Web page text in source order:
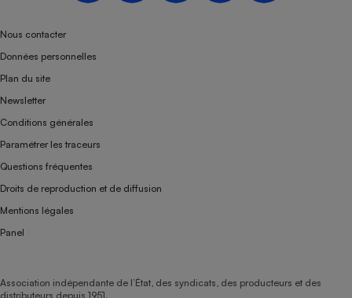
Nous contacter
Données personnelles
Plan du site
Newsletter
Conditions générales
Paramétrer les traceurs
Questions fréquentes
Droits de reproduction et de diffusion
Mentions légales
Panel
Association indépendante de l’État, des syndicats, des producteurs et des
distributeurs depuis 1951.